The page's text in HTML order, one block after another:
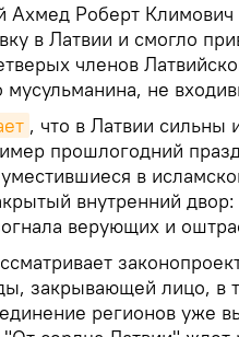
Ахмед Роберт Климович
в Латвии и смогло
членов
мусульманина, не
, что в Латвии сильны
прошлогодний
в
внутренний
верующих и
закрывающей лицо, в
регионов уже